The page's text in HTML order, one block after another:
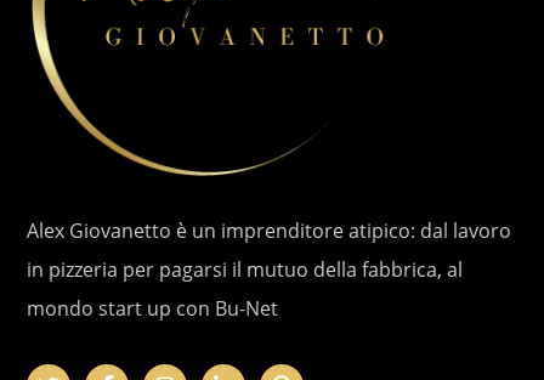
Alex Giovanetto è un imprenditore atipico: dal lavoro
in pizzeria per pagarsi il mutuo della fabbrica, al
mondo start up con Bu-Net